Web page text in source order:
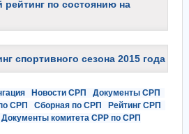
по состоянию на
спортивного сезона 2015 года
Новости СРП
Документы СРП
СРП
Сборная по СРП
Рейтинг СРП
Документы комитета СРР по СРП